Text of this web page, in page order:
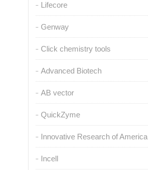
Lifecore
Genway
Click chemistry tools
Advanced Biotech
AB vector
QuickZyme
Innovative Research of America
Incell